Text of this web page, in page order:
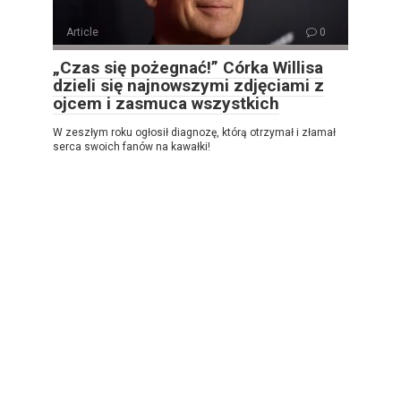
Article 0
„Czas się pożegnać!” Córka Willisa
dzieli się najnowszymi zdjęciami z
ojcem i zasmuca wszystkich
W zeszłym roku ogłosił diagnozę, którą otrzymał i złamał
serca swoich fanów na kawałki!